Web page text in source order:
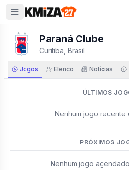
Paraná Clube
Curitiba, Brasil
Jogos Elenco Notícias
ÚLTIMOS
Nenhum jogo recente
PRÓXIMOS
Nenhum jogo